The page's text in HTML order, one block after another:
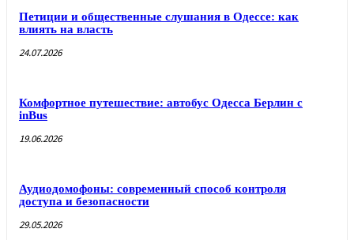
Петиции и общественные слушания в Одессе: как
влиять на власть
24.07.2026
Комфортное путешествие: автобус Одесса Берлин с
inBus
19.06.2026
Аудиодомофоны: современный способ контроля
доступа и безопасности
29.05.2026